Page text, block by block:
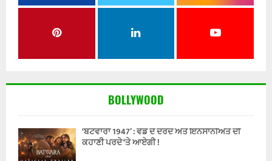
BOLLYWOOD
‘ਬਟਵਾਰਾ 1947’ : ਵੰਡ ਦੇ ਦਰਦ ਅਤੇ ਇਨਸਾਨੀਅਤ ਦੀ
ਕਹਾਣੀ ਪਰਦੇ ‘ਤੇ ਆਏਗੀ !